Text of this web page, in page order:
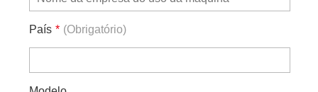
País * (Obrigatório)